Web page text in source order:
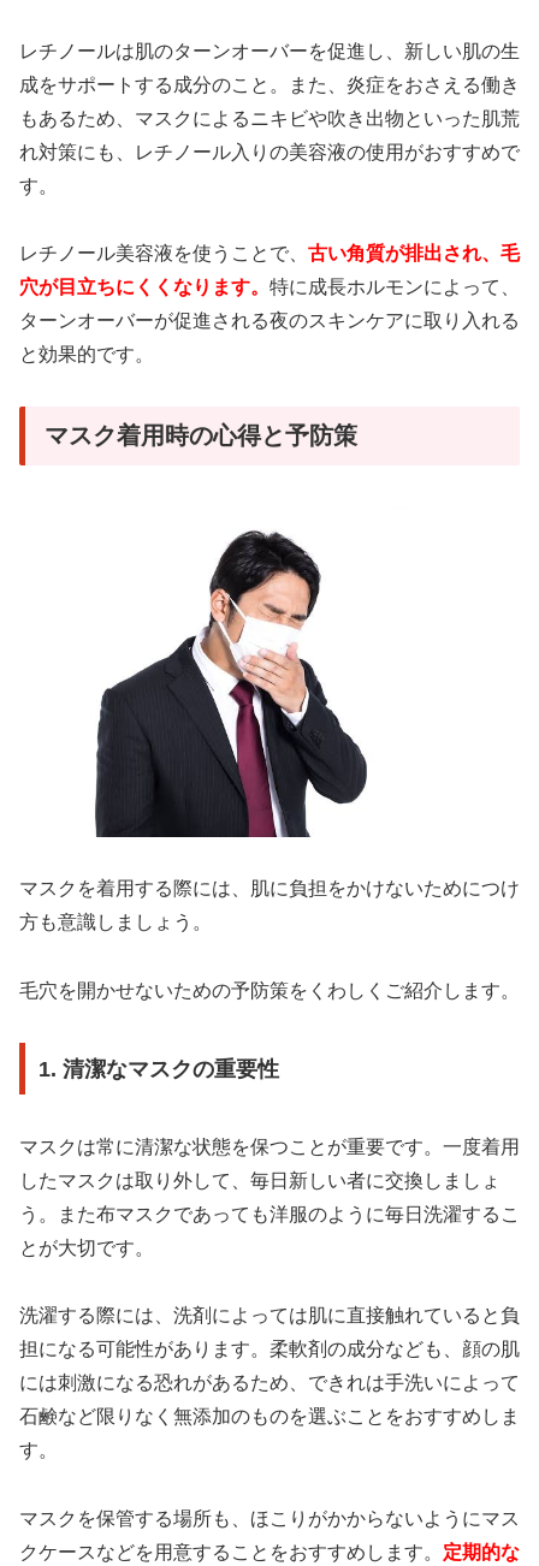
レチノールは肌のターンオーバーを促進し、新しい肌の生
成をサポートする成分のこと。また、炎症をおさえる働き
もあるため、マスクによるニキビや吹き出物といった肌荒
れ対策にも、レチノール入りの美容液の使用がおすすめで
す。
レチノール美容液を使うことで、 古い角質が排出され、毛
穴が目立ちにくくなります。 特に成長ホルモンによって、
ターンオーバーが促進される夜のスキンケアに取り入れる
と効果的です。
マスク着用時の心得と予防策
マスクを着用する際には、肌に負担をかけないためにつけ
方も意識しましょう。
毛穴を開かせないための予防策をくわしくご紹介します。
1. 清潔なマスクの重要性
マスクは常に清潔な状態を保つことが重要です。一度着用
したマスクは取り外して、毎日新しい者に交換しましょ
う。また布マスクであっても洋服のように毎日洗濯するこ
とが大切です。
洗濯する際には、洗剤によっては肌に直接触れていると負
担になる可能性があります。柔軟剤の成分なども、顔の肌
には刺激になる恐れがあるため、できれは手洗いによって
石鹸など限りなく無添加のものを選ぶことをおすすめしま
す。
マスクを保管する場所も、ほこりがかからないようにマス
クケースなどを用意することをおすすめします。 定期的な